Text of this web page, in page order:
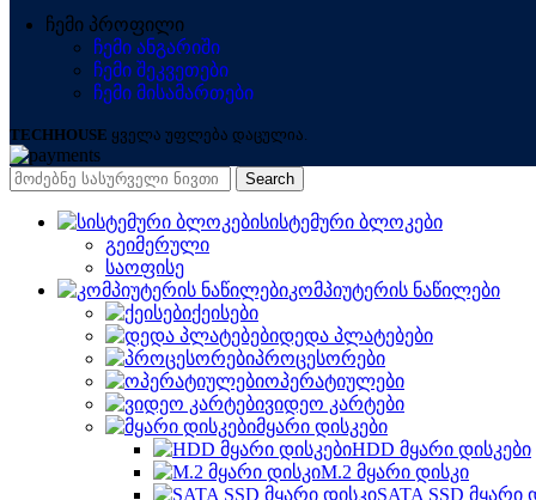
ჩემი პროფილი
ჩემი ანგარიში
ჩემი შეკვეთები
ჩემი მისამართები
TECHHOUSE ყველა უფლება დაცულია.
Search
სისტემური ბლოკები
გეიმერული
საოფისე
კომპიუტერის ნაწილები
ქეისები
დედა პლატებები
პროცესორები
ოპერატიულები
ვიდეო კარტები
მყარი დისკები
HDD მყარი დისკები
M.2 მყარი დისკი
SATA SSD მყარი